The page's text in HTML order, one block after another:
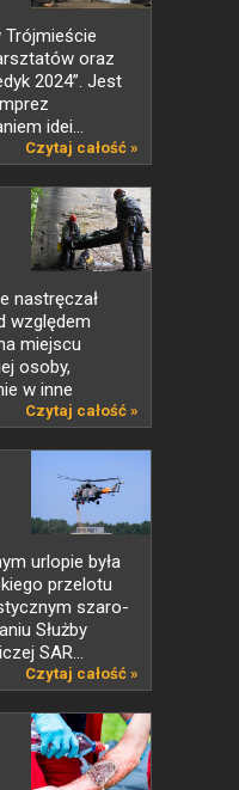
Trójmieście
oraz
2024”. Jest
idei...
Czytaj całość »
nastręczał
względem
miejscu
osoby,
w inne
Czytaj całość »
urlopie była
przelotu
szaro-
Służby
SAR...
Czytaj całość »